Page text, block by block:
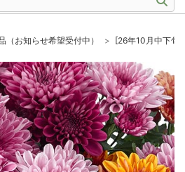
（お知らせ希望受付中） [26年10月中下旬